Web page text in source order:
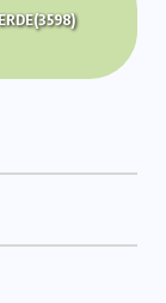
(3598)